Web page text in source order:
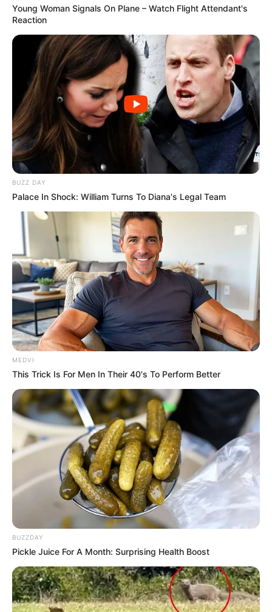
Young Woman Signals On Plane – Watch Flight Attendant's
Reaction
BUZZ DAY
Palace In Shock: William Turns To Diana's Legal Team
MEDVI
This Trick Is For Men In Their 40's To Perform Better
BUZZDAY
Pickle Juice For A Month: Surprising Health Boost